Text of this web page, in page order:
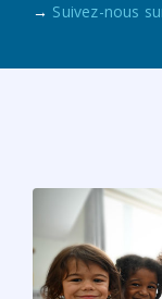
→ Suivez-nous